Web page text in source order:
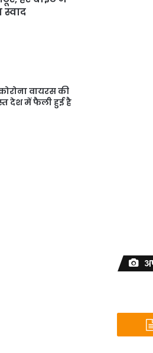
वायरस की
देश में फैली हुई है